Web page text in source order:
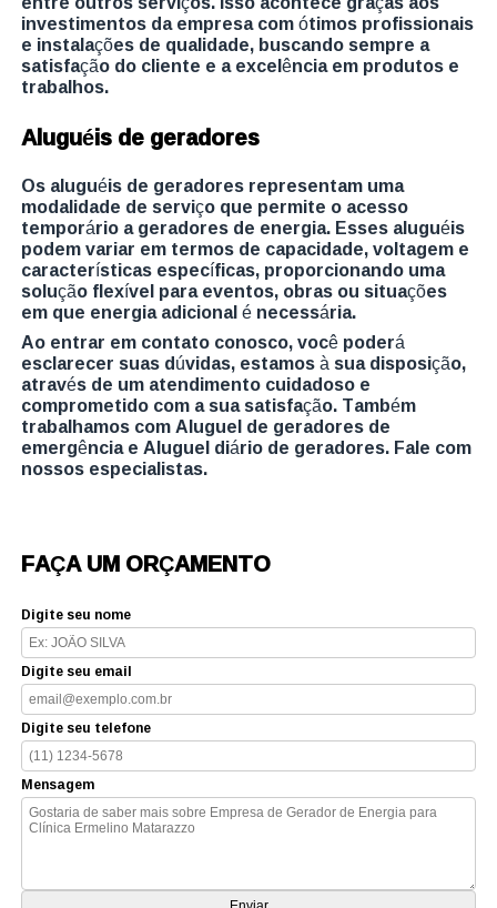
investimentos da empresa com ótimos profissionais
e instalações de qualidade, buscando sempre a
satisfação do cliente e a excelência em produtos e
trabalhos.
Aluguéis de geradores
Os aluguéis de geradores representam uma
modalidade de serviço que permite o acesso
temporário a geradores de energia. Esses aluguéis
podem variar em termos de capacidade, voltagem e
características específicas, proporcionando uma
solução flexível para eventos, obras ou situações
em que energia adicional é necessária.
Ao entrar em contato conosco, você poderá
esclarecer suas dúvidas, estamos à sua disposição,
através de um atendimento cuidadoso e
comprometido com a sua satisfação. Também
trabalhamos com Aluguel de geradores de
emergência e Aluguel diário de geradores. Fale com
nossos especialistas.
FAÇA UM ORÇAMENTO
Digite seu nome
Digite seu email
Digite seu telefone
Mensagem